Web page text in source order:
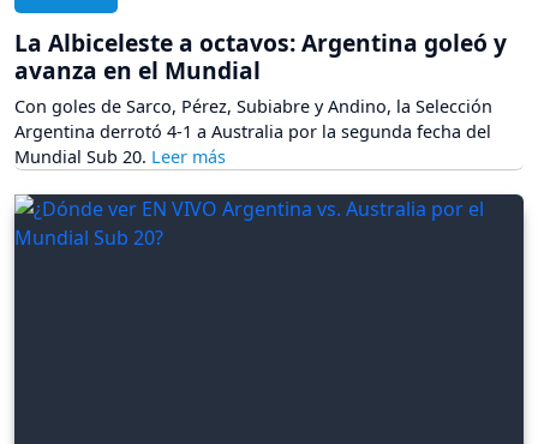
La Albiceleste a octavos: Argentina goleó y
avanza en el Mundial
Con goles de Sarco, Pérez, Subiabre y Andino, la Selección
Argentina derrotó 4-1 a Australia por la segunda fecha del
Mundial Sub 20.